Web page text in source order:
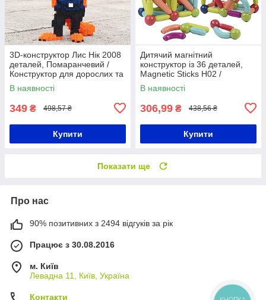
3D-конструктор Лис Нік 2008
деталей, Помаранчевий /
Конструктор для дорослих та
дітей / 3Д конструктор Нік
Уайлд із Зверополісу
В наявності
349 ₴ 498,57 ₴
Купити
Дитячий магнітний
конструктор із 36 деталей,
Magnetic Sticks H02 /
Конструктор-брусочки на
магнітах для дітей
В наявності
306,99 ₴ 438,56 ₴
Купити
Показати ще
Про нас
90% позитивних з 2494 відгуків за рік
Працює з 30.08.2016
м. Київ
Левадна 11, Київ, Україна
Контакти